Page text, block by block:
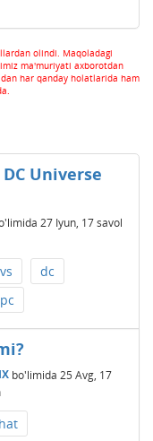
olindi. Maqoladagi
ma'muriyati axborotdan
har qanday holatlarida ham
Universe
27 Iyun, 17 savol
vs
dc
pc
bo'limida 25 Avg, 17